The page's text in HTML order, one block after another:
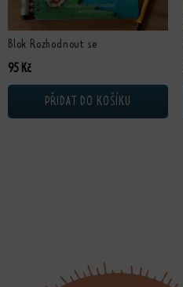
Blok Rozhodnout se
95 Kč
PŘIDAT DO KOŠÍKU